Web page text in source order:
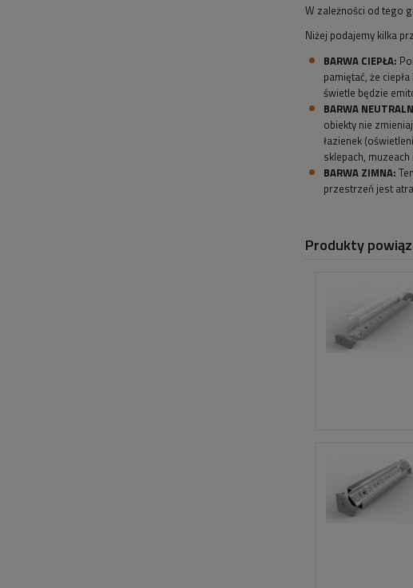
W zależności od tego
Niżej podajemy kilka
BARWA CIEPŁA:
pamiętać, że
świetle będzie
BARWA
obiekty nie
łazienek
sklepach,
BARWA ZIMNA:
przestrzeń jest
Produkty